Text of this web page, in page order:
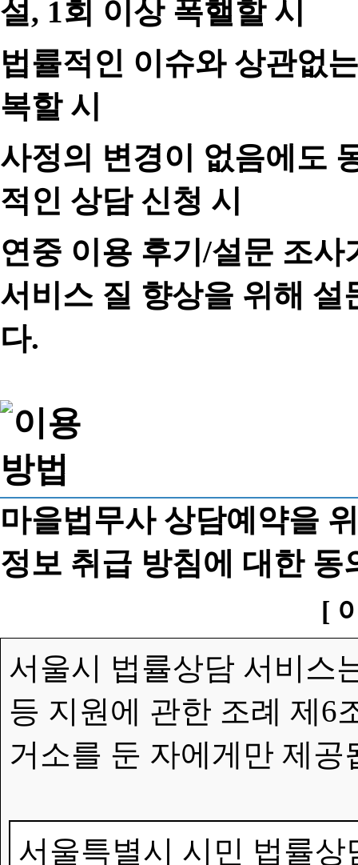
설, 1회 이상 폭핼할 시
법률적인 이슈와 상관없
복할 시
사정의 변경이 없음에도
적인 상담 신청 시
연중 이용 후기/설문 조
서비스 질 향상을 위해
다.
마을법무사 상담예약을
정보 취급 방침에 대한 동
[
서울시 법률상담 서비스
등 지원에 관한 조례 제6
거소를 둔 자에게만 제공
서울특별시 시민 법률